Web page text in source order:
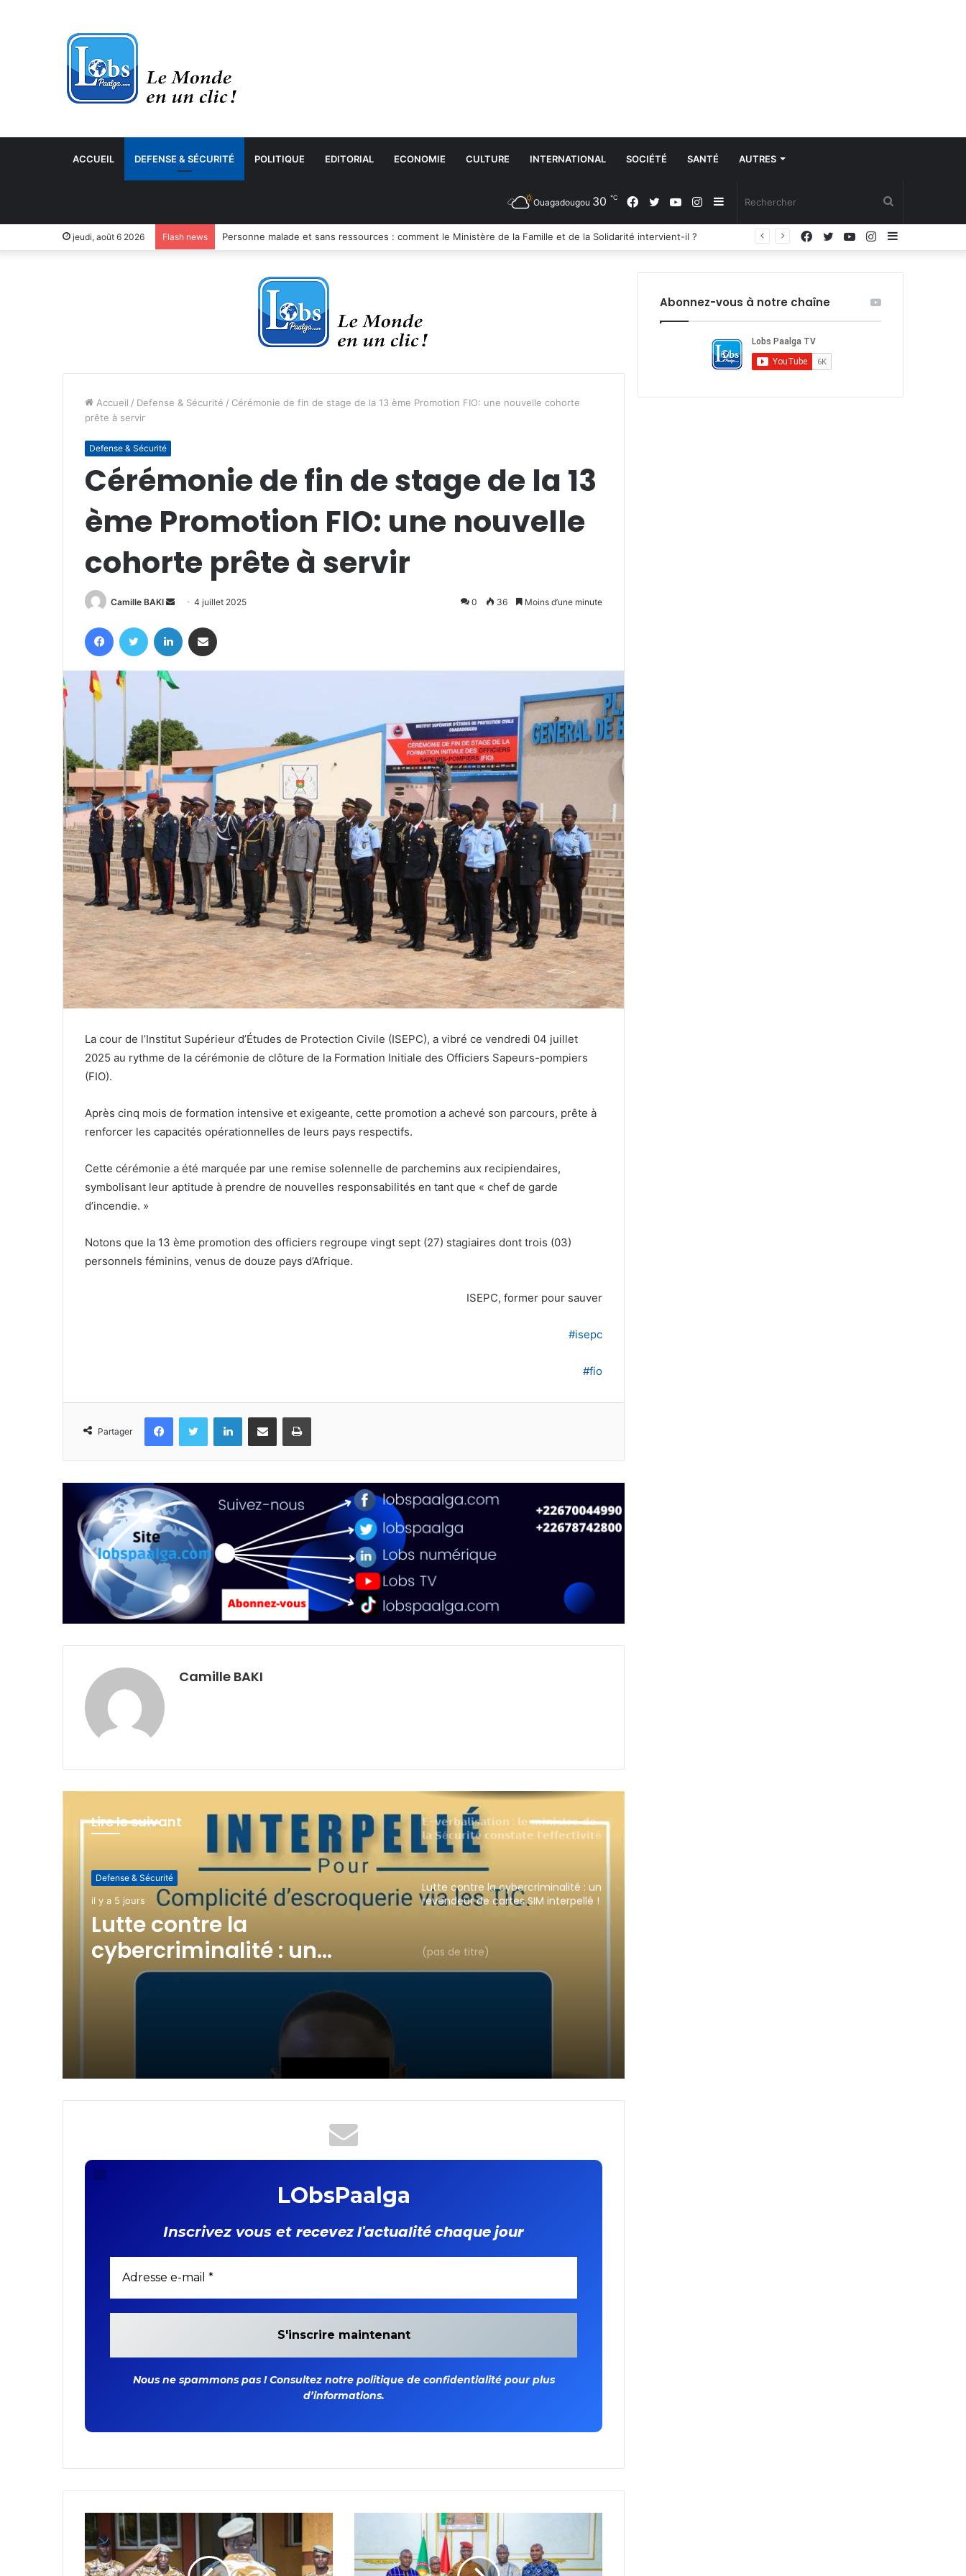
ACCUEIL DEFENSE & SÉCURITÉ POLITIQUE EDITORIAL ECONOMIE CULTURE INTERNATIONAL SOCIÉTÉ SANTÉ AUTRES
Sidebar
(barre
Instagram
YouTube
Twitter
Facebook
Ouagadougou 30 ℃
jeudi, août 6 2026 Flash news
Sidebar
Instagram
YouTube
Twitter
Facebook
Accueil / Defense & Sécurité / Cérémonie de fin de stage de la 13 ème Promotion FIO: une nouvelle cohorte
prête à servir
Defense & Sécurité
Cérémonie de fin de stage de la 13
ème Promotion FIO: une nouvelle
cohorte prête à servir
Camille BAKI
Envoyer
courriel
4 juillet 2025 0 36 Moins d’une minute
FacebookTwitter Linkedin
La cour de l’Institut Supérieur d’Études de Protection Civile (ISEPC), a vibré ce vendredi 04 juillet
2025 au rythme de la cérémonie de clôture de la Formation Initiale des Officiers Sapeurs-pompiers
(FIO).
Après cinq mois de formation intensive et exigeante, cette promotion a achevé son parcours, prête à
renforcer les capacités opérationnelles de leurs pays respectifs.
Cette cérémonie a été marquée par une remise solennelle de parchemins aux recipiendaires,
symbolisant leur aptitude à prendre de nouvelles responsabilités en tant que « chef de garde
d’incendie. »
Notons que la 13 ème promotion des officiers regroupe vingt sept (27) stagiaires dont trois (03)
personnels féminins, venus de douze pays d’Afrique.
ISEPC, former pour sauver
#isepc
#fio
Partager
FacebookTwitter LinkedinPartager par email Imprimer
Camille BAKI
Lire le suivant
Defense & Sécurité
Lutte contre la
cybercriminalité : un
revendeur de cartes SIM
Defense & Sécurité
il y a 1 semaine
(pas de titre)
𝗘-𝘃𝗲𝗿𝗯𝗮𝗹𝗶𝘀𝗮𝘁𝗶𝗼𝗻 : 𝗹𝗲 𝗺𝗶𝗻𝗶𝘀𝘁𝗿𝗲 𝗱𝗲
𝗹𝗮 𝗦é𝗰𝘂𝗿𝗶𝘁é 𝗰𝗼𝗻𝘀𝘁𝗮𝘁𝗲 𝗹’𝗲𝗳𝗳𝗲𝗰𝘁𝗶𝘃𝗶𝘁é
𝗱𝘂 𝗱𝗶𝘀𝗽𝗼𝘀𝗶𝘁𝗶𝗳 𝗮𝗽𝗿è𝘀 𝗱𝗼𝘂𝘇𝗲
𝗵𝗲𝘂𝗿𝗲𝘀 𝗱𝗲 𝗳𝗼𝗻𝗰𝘁𝗶𝗼𝗻𝗻𝗲𝗺𝗲𝗻𝘁
Lutte contre la cybercriminalité : un
revendeur de cartes SIM interpellé !
(pas de titre)
LObsPaalga
Inscrivez vous et recevez l'actualité chaque jour
Nous ne spammons pas ! Consultez notre politique de confidentialité pour plus
d’informations.
Abonnez-vous à notre chaîne